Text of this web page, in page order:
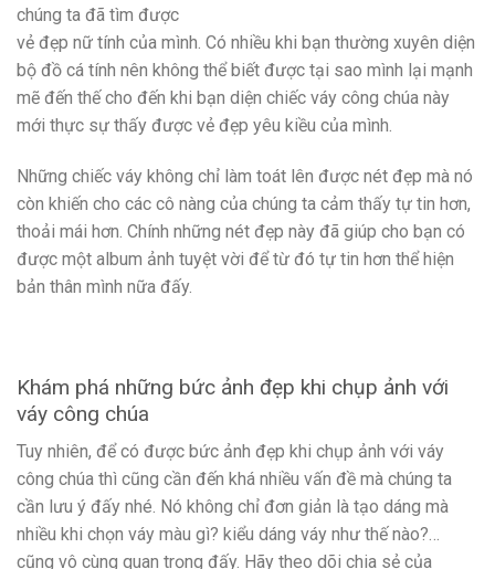
chúng ta đã tìm được
vẻ đẹp nữ tính của mình. Có nhiều khi bạn thường xuyên diện
bộ đồ cá tính nên không thể biết được tại sao mình lại mạnh
mẽ đến thế cho đến khi bạn diện chiếc váy công chúa này
mới thực sự thấy được vẻ đẹp yêu kiều của mình.
Những chiếc váy không chỉ làm toát lên được nét đẹp mà nó
còn khiến cho các cô nàng của chúng ta cảm thấy tự tin hơn,
thoải mái hơn. Chính những nét đẹp này đã giúp cho bạn có
được một album ảnh tuyệt vời để từ đó tự tin hơn thể hiện
bản thân mình nữa đấy.
Khám phá những bức ảnh đẹp khi chụp ảnh với
váy công chúa
Tuy nhiên, để có được bức ảnh đẹp khi chụp ảnh với váy
công chúa thì cũng cần đến khá nhiều vấn đề mà chúng ta
cần lưu ý đấy nhé. Nó không chỉ đơn giản là tạo dáng mà
nhiều khi chọn váy màu gì? kiểu dáng váy như thế nào?…
cũng vô cùng quan trọng đấy. Hãy theo dõi chia sẻ của